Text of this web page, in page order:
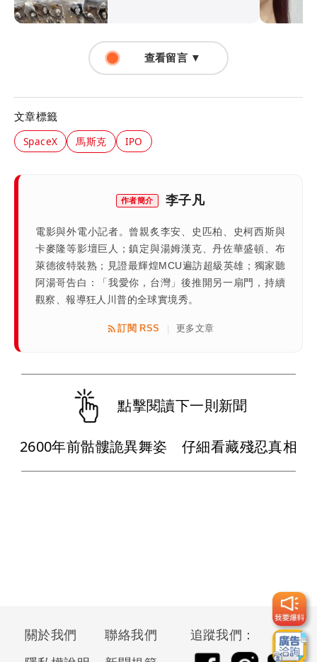
查看留言 ▼
文章標籤
SpaceX 馬斯克 IPO
作者簡介 李子凡
電影與外電小記者。曾親炙李安、史匹柏、史柯西斯與
卡麥隆等影壇巨人；鎮定與湯姆漢克、丹佐華盛頓、布
萊德彼特裝熟；見證最輝煌MCU遍訪超級英雄；獨家聽
阿湯哥告白：「我愛你，台灣」後推開另一扇門，持續
觀察、報導狂人川普的全球實境秀。
訂閱 RSS | 更多文章
點擊閱讀下一則新聞
2600年前骷髏詭異舞姿 仔細看藏殘忍真相
關於我們
聯絡我們
追蹤我們：